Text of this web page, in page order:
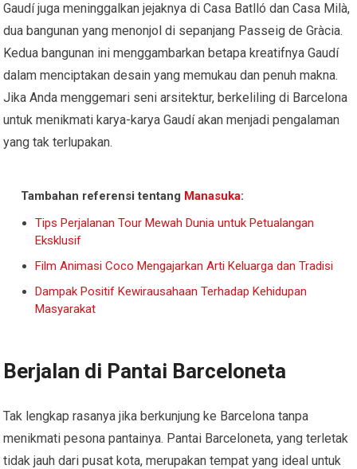
Gaudí juga meninggalkan jejaknya di Casa Batlló dan Casa Milà,
dua bangunan yang menonjol di sepanjang Passeig de Gràcia.
Kedua bangunan ini menggambarkan betapa kreatifnya Gaudí
dalam menciptakan desain yang memukau dan penuh makna.
Jika Anda menggemari seni arsitektur, berkeliling di Barcelona
untuk menikmati karya-karya Gaudí akan menjadi pengalaman
yang tak terlupakan.
Tambahan referensi tentang Manasuka:
Tips Perjalanan Tour Mewah Dunia untuk Petualangan
Eksklusif
Film Animasi Coco Mengajarkan Arti Keluarga dan Tradisi
Dampak Positif Kewirausahaan Terhadap Kehidupan
Masyarakat
Berjalan di Pantai Barceloneta
Tak lengkap rasanya jika berkunjung ke Barcelona tanpa
menikmati pesona pantainya. Pantai Barceloneta, yang terletak
tidak jauh dari pusat kota, merupakan tempat yang ideal untuk